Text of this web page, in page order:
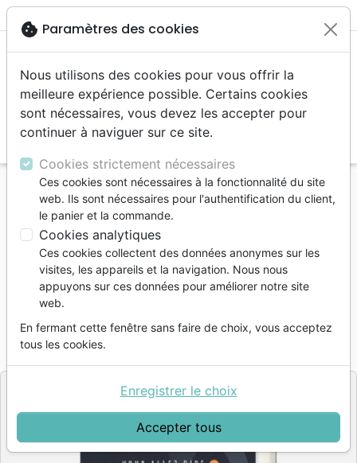
menu
Accueil Livres Famille, couple
Mariage
Vous allez dire oui à qui? - Et surtout pourquoi
vous allez dire oui...
Vous allez dire oui à qui?
Et surtout pourquoi vous allez dire oui...
Auteur :
RéférenceBLF9422 EAN9782362494222
BLF Éditions
cookie Paramètres des cookies
Nous utilisons des cookies pour vous offrir la
meilleure expérience possible. Certains cookies
sont nécessaires, vous devez les accepter pour
continuer à naviguer sur ce site.
Cookies strictement nécessaires
Ces cookies sont nécessaires à la fonctionnalité du site
web. Ils sont nécessaires pour l'authentification du client,
le panier et la commande.
Cookies analytiques
Ces cookies collectent des données anonymes sur les
visites, les appareils et la navigation. Nous nous
appuyons sur ces données pour améliorer notre site
web.
En fermant cette fenêtre sans faire de choix, vous acceptez
tous les cookies.
Accepter tous
Enregistrer le choix